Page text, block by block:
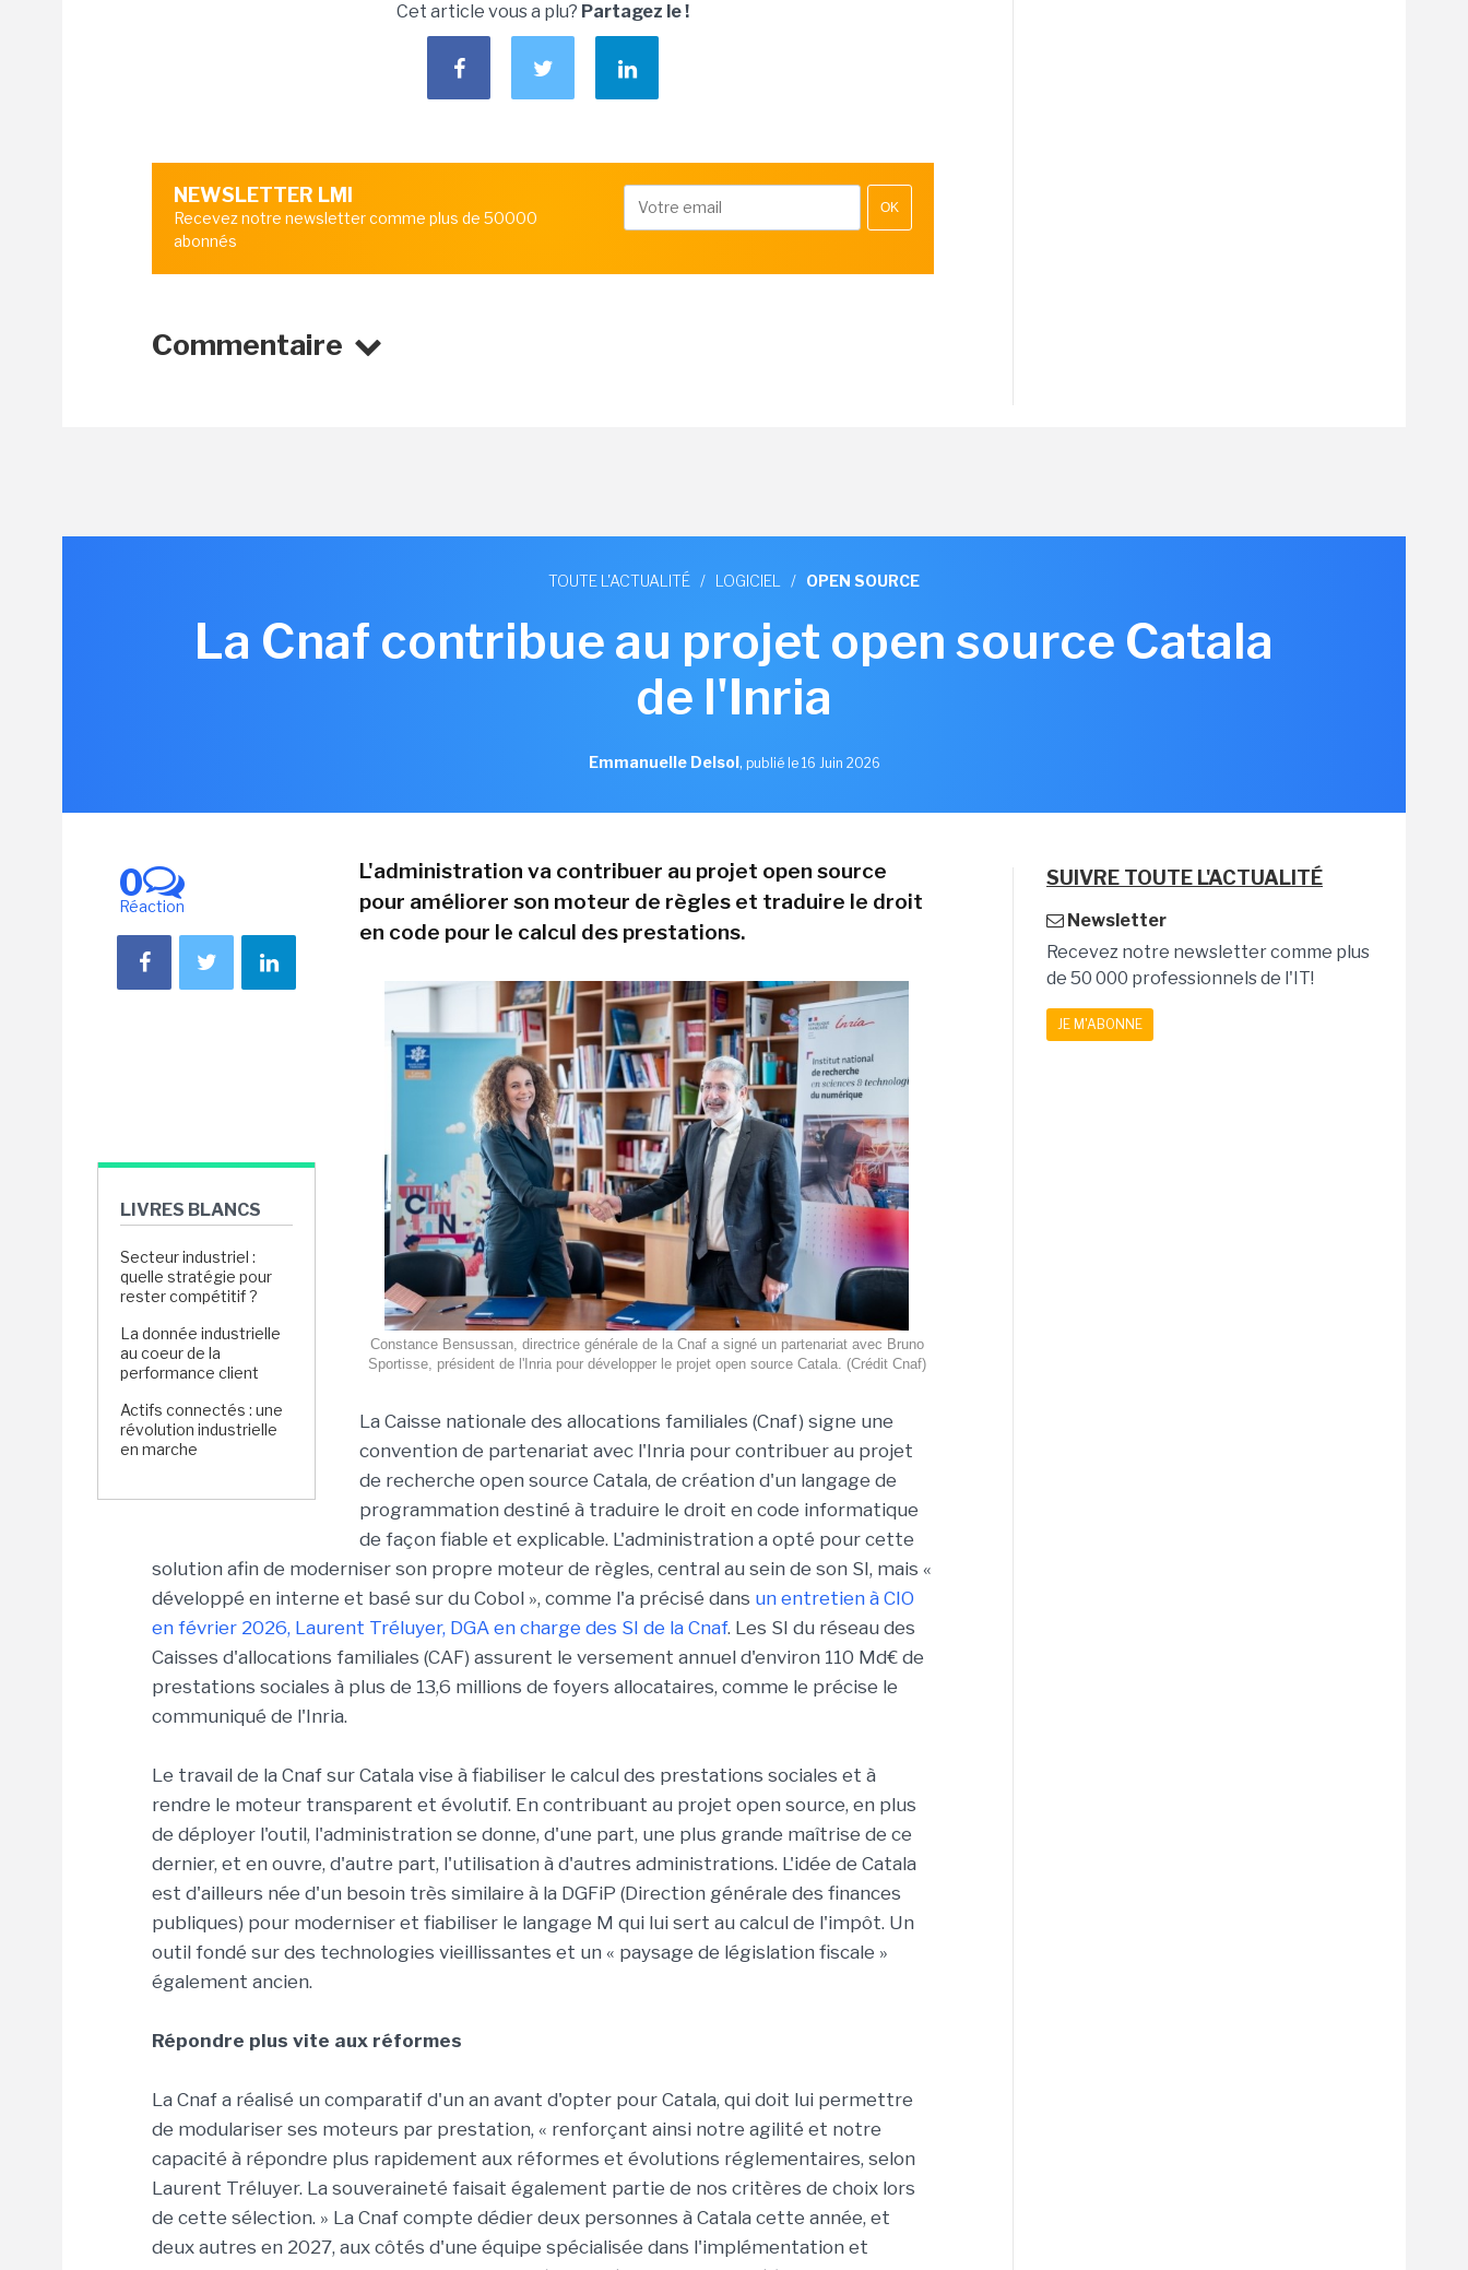
Cet article vous a plu? Partagez le !
NEWSLETTER LMI
Recevez notre newsletter comme plus de 50000
abonnés
OK
Commentaire
TOUTE L'ACTUALITÉ / LOGICIEL / OPEN SOURCE
La Cnaf contribue au projet open source Catala
de l'Inria
Emmanuelle Delsol, publié le 16 Juin 2026
0
Réaction
LIVRES BLANCS
Secteur industriel :
quelle stratégie pour
rester compétitif ?
La donnée industrielle
au coeur de la
performance client
Actifs connectés : une
révolution industrielle
en marche
L'administration va contribuer au projet open source
pour améliorer son moteur de règles et traduire le droit
en code pour le calcul des prestations.
Constance Bensussan, directrice générale de la Cnaf a signé un partenariat avec Bruno
Sportisse, président de l'Inria pour développer le projet open source Catala. (Crédit Cnaf)
La Caisse nationale des allocations familiales (Cnaf) signe une
convention de partenariat avec l'Inria pour contribuer au projet
de recherche open source Catala, de création d'un langage de
programmation destiné à traduire le droit en code informatique
de façon fiable et explicable. L'administration a opté pour cette
solution afin de moderniser son propre moteur de règles, central au sein de son SI, mais «
développé en interne et basé sur du Cobol », comme l'a précisé dans un entretien à CIO
en février 2026, Laurent Tréluyer, DGA en charge des SI de la Cnaf. Les SI du réseau des
Caisses d'allocations familiales (CAF) assurent le versement annuel d'environ 110 Md€ de
prestations sociales à plus de 13,6 millions de foyers allocataires, comme le précise le
communiqué de l'Inria.
Le travail de la Cnaf sur Catala vise à fiabiliser le calcul des prestations sociales et à
rendre le moteur transparent et évolutif. En contribuant au projet open source, en plus
de déployer l'outil, l'administration se donne, d'une part, une plus grande maîtrise de ce
dernier, et en ouvre, d'autre part, l'utilisation à d'autres administrations. L'idée de Catala
est d'ailleurs née d'un besoin très similaire à la DGFiP (Direction générale des finances
publiques) pour moderniser et fiabiliser le langage M qui lui sert au calcul de l'impôt. Un
outil fondé sur des technologies vieillissantes et un « paysage de législation fiscale »
également ancien.
Répondre plus vite aux réformes
La Cnaf a réalisé un comparatif d'un an avant d'opter pour Catala, qui doit lui permettre
de modulariser ses moteurs par prestation, « renforçant ainsi notre agilité et notre
capacité à répondre plus rapidement aux réformes et évolutions réglementaires, selon
Laurent Tréluyer. La souveraineté faisait également partie de nos critères de choix lors
de cette sélection. » La Cnaf compte dédier deux personnes à Catala cette année, et
deux autres en 2027, aux côtés d'une équipe spécialisée dans l'implémentation et
SUIVRE TOUTE L'ACTUALITÉ
Newsletter
Recevez notre newsletter comme plus
de 50 000 professionnels de l'IT!
JE M'ABONNE